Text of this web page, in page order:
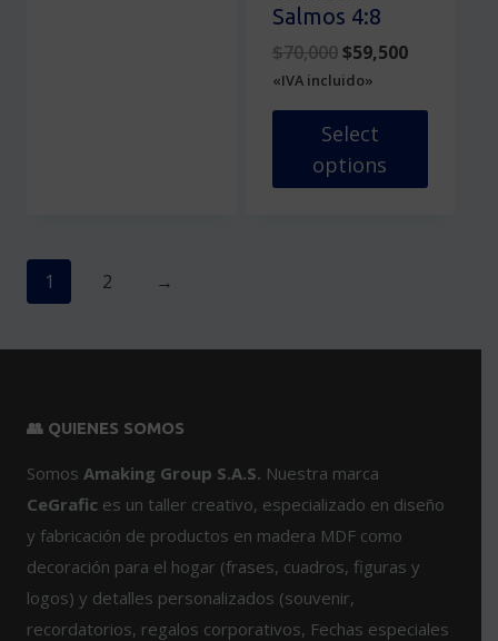
la
página
de
Salmos 4:8
$70,000 Original
price
was:
$70,000.
$59,500Current
is:
«IVA incluido»
Select
options
en
página
de
producto
1 2 →
👥 QUIENES SOMOS
Somos Amaking Group S.A.S. Nuestra marca
CeGrafic es un taller creativo, especializado en diseño
y fabricación de productos en madera MDF como
decoración para el hogar (frases, cuadros, figuras y
logos) y detalles personalizados (souvenir,
recordatorios, regalos corporativos, Fechas especiales